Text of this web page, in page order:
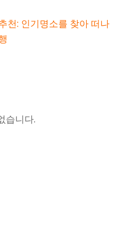
천: 인기명소를 찾아 떠나
습니다.